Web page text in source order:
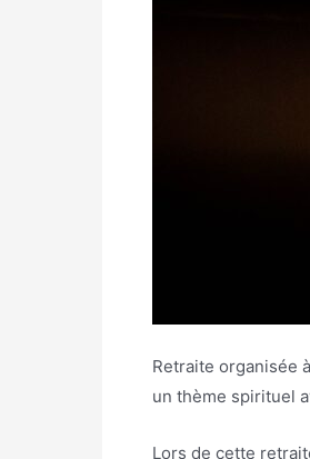
Retraite organisée
un thème spirituel
Lors de cette